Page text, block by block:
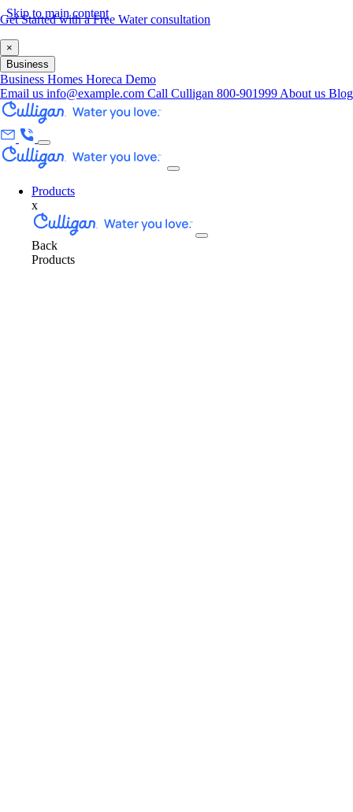
Skip to main content
Get Started with a Free Water consultation
×
Business
Business Homes Horeca Demo
Email us info@example.com Call Culligan 800-901999 About us
Products
x
Back
Products